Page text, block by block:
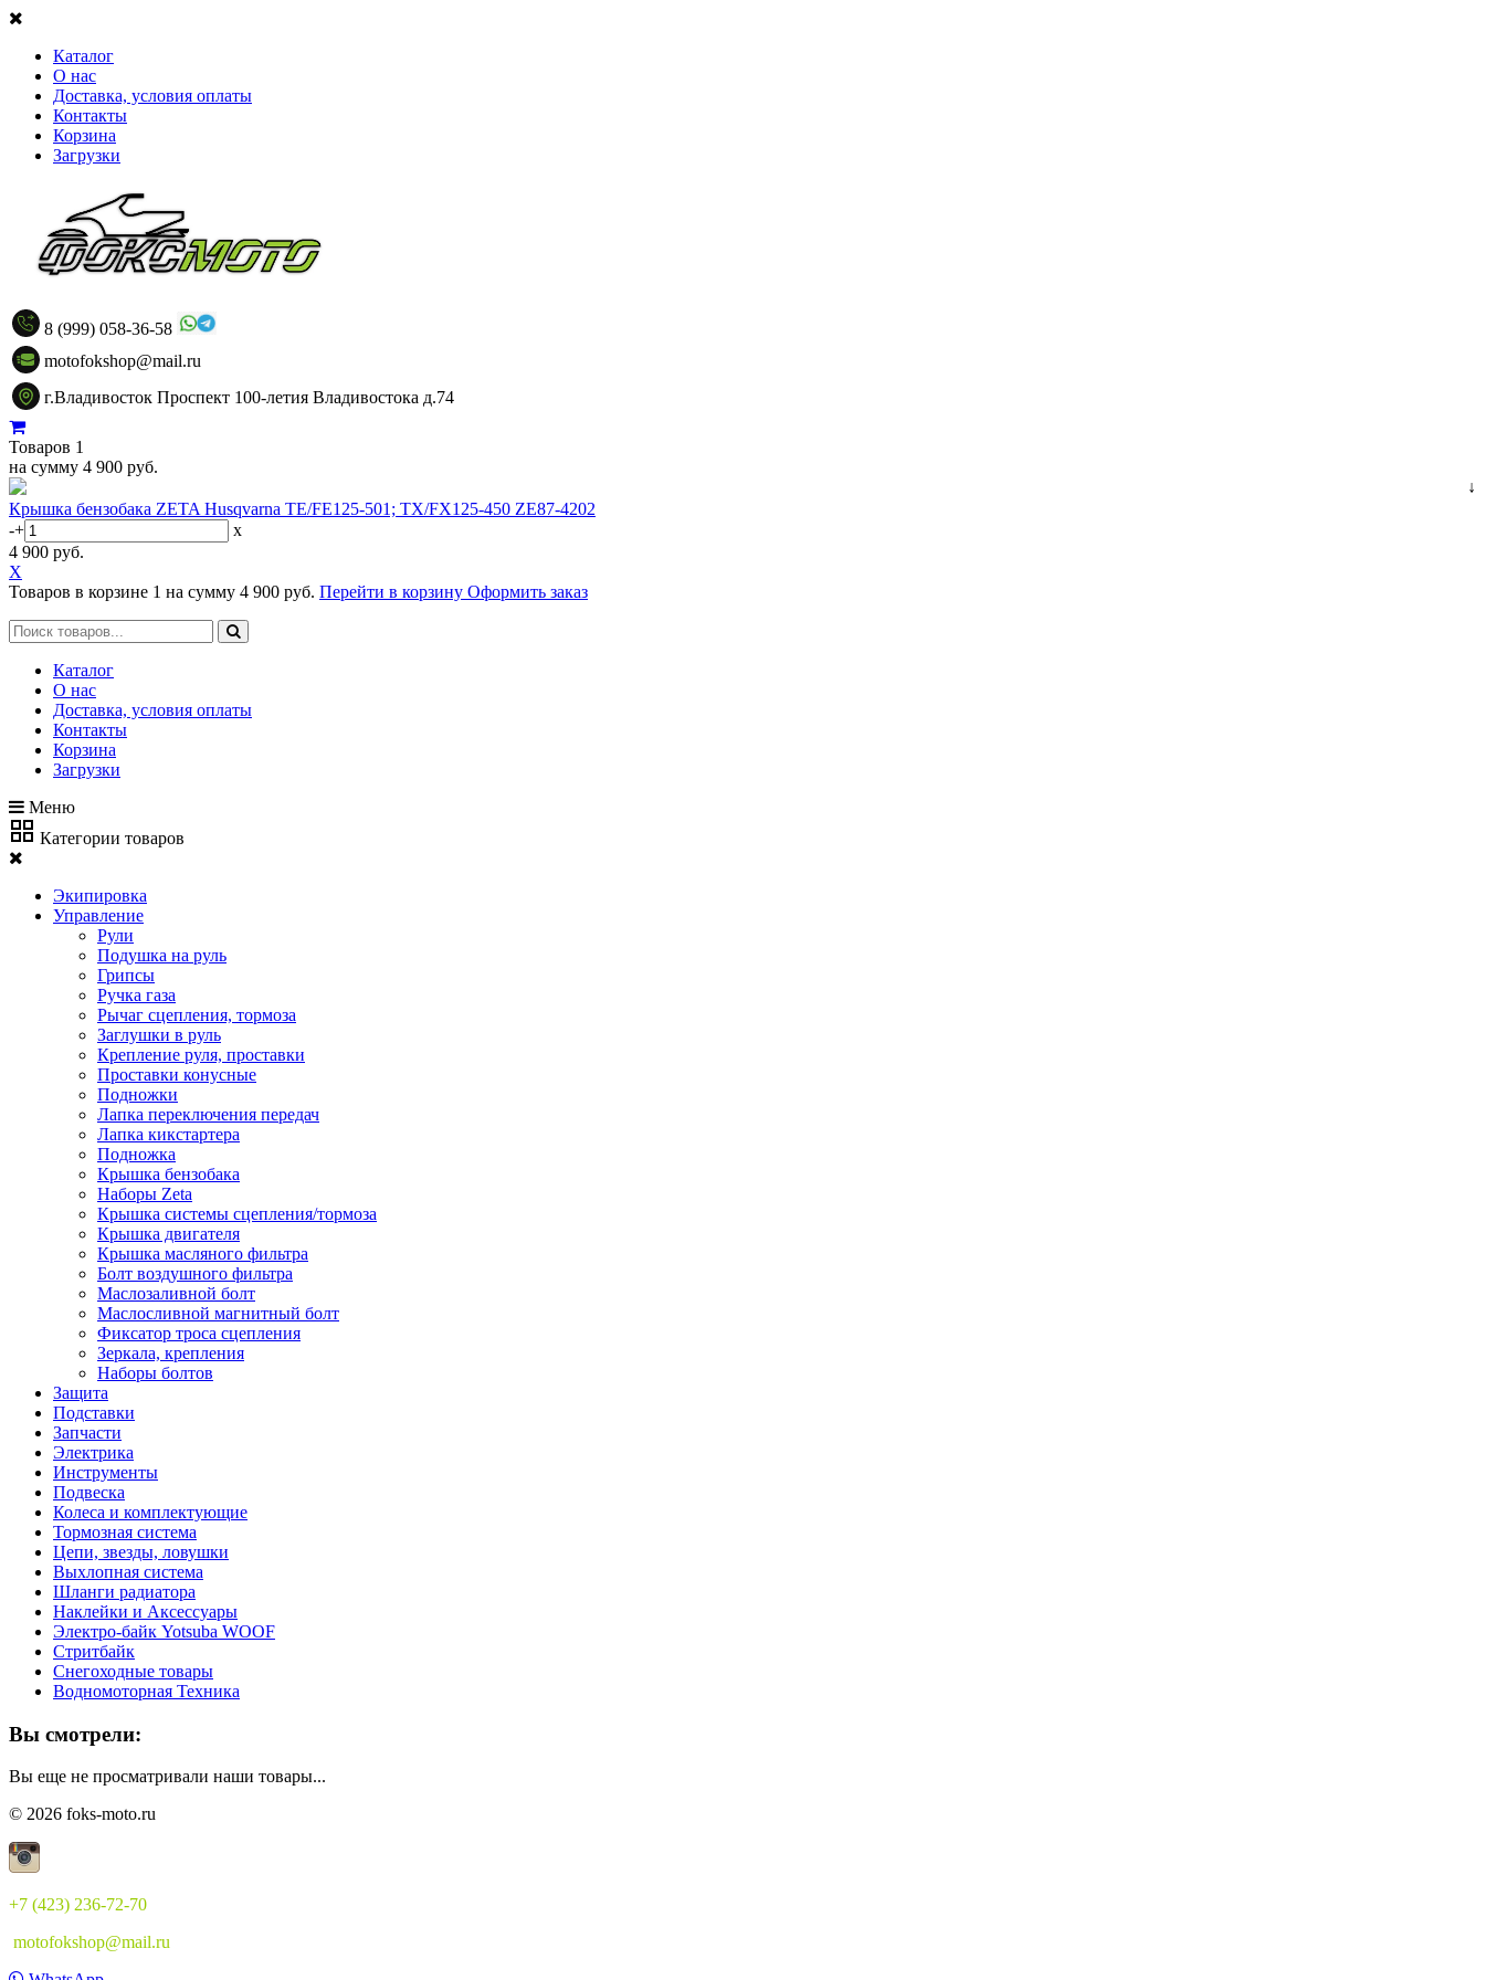
Каталог
О нас
Доставка, условия оплаты
Контакты
Корзина
Загрузки
8 (999) 058-36-58
motofokshop@mail.ru
г.Владивосток Проспект 100-летия Владивостока д.74
Товаров 1
на сумму 4 900 руб.
↓
Крышка бензобака ZETA Husqvarna TE/FE125-501; TX/FX125-450 ZE87-4202
-+
x
4 900 руб.
X
Товаров в корзине 1 на сумму 4 900 руб. Перейти в корзину Оформить заказ
Каталог
О нас
Доставка, условия оплаты
Контакты
Корзина
Загрузки
Меню
Категории товаров
Экипировка
Управление
Рули
Подушка на руль
Грипсы
Ручка газа
Рычаг сцепления, тормоза
Заглушки в руль
Крепление руля, проставки
Проставки конусные
Подножки
Лапка переключения передач
Лапка кикстартера
Подножка
Крышка бензобака
Наборы Zeta
Крышка системы сцепления/тормоза
Крышка двигателя
Крышка масляного фильтра
Болт воздушного фильтра
Маслозаливной болт
Маслосливной магнитный болт
Фиксатор троса сцепления
Зеркала, крепления
Наборы болтов
Защита
Подставки
Запчасти
Электрика
Инструменты
Подвеска
Колеса и комплектующие
Тормозная система
Цепи, звезды, ловушки
Выхлопная система
Шланги радиатора
Наклейки и Аксессуары
Электро-байк Yotsuba WOOF
Стритбайк
Снегоходные товары
Водномоторная Техника
Вы смотрели:
Вы еще не просматривали наши товары...
© 2026 foks-moto.ru
+7 (423) 236-72-70
motofokshop@mail.ru